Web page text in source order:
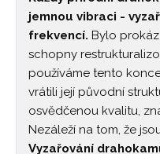
jemnou vibraci -
frekvencí. Bylo
schopny
používáme tento
vrátili její původní
osvědčenou kvalitu,
Nezáleží na tom, že
Vyzařování